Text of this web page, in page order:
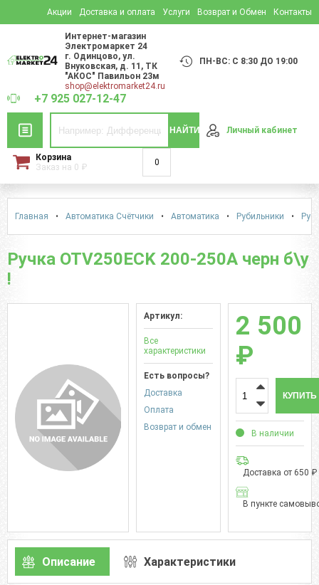
Акции Доставка и оплата Услуги Возврат и Обмен Контакты
Интернет-магазин
Электромаркет 24
г. Одинцово,ул.
Внуковская, д. 11 , ТК
"АКОС" Павильон 23м
shop@elektromarket24.ru
ПН-ВС: С 8:30 ДО 19:00
+7 925 027-12-47
НАЙТИ Личный кабинет
Корзина
Заказ на 0 ₽ 0
Главная • Автоматика Счётчики • Автоматика • Рубильники •
Ручка OTV250ECK 200-250A черн б\у
!
Артикул:
Все
характеристики
Есть вопросы?
Доставка
Оплата
Возврат и обмен
2 500
₽
КУПИТЬ
В наличии
Доставка от 650 ₽
В пункте
Описание Характеристики